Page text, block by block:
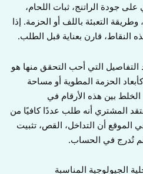
على جودة الراتنج، ثبات اللحام،
التعبئة باللف أو الحزمة. إذا
النقاط، قارن بعناية قبل الطلب.
التفاصيل التي أحب التحقق منها هو
الحزمة المطوية أو مساحة
الخلط بين هذه الأرقام في
المشتري أنه طلب عددًا كافيًا من
الموقع أن التداخل، القص، تثبيت
تُدرج في الحساب.
الجيولوجية المناسبة